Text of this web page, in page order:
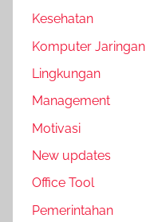
Kesehatan
Komputer Jaringan
Lingkungan
Management
Motivasi
New updates
Office Tool
Pemerintahan